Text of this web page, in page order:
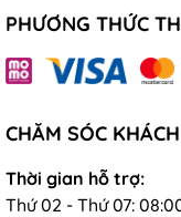
PHƯƠNG THỨC
CHĂM SÓC
Thời gian hỗ trợ:
Thứ 02 - Thứ 07: